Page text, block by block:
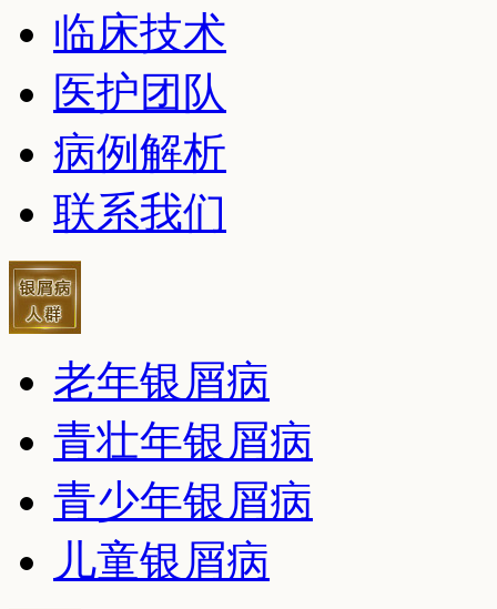
临床技术
医护团队
病例解析
联系我们
老年银屑病
青壮年银屑病
青少年银屑病
儿童银屑病